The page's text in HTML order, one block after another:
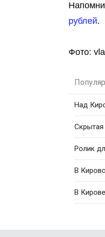
рублей.
Фото:
Над
Скрытая
Ролик
В
В